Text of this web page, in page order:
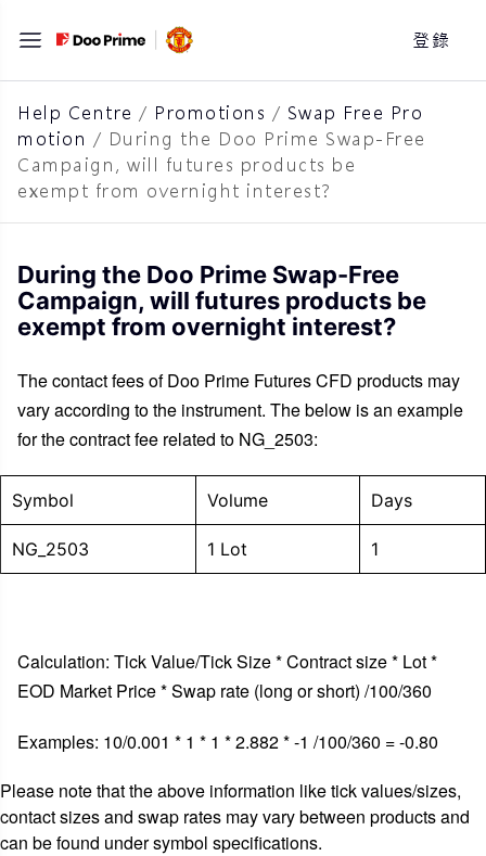
至
主
要
內
容
登錄
Help Centre / Promotions / Swap Free Pro
motion / During the Doo Prime Swap-Free
Campaign, will futures products be
exempt from overnight interest?
During the Doo Prime Swap-Free
Campaign, will futures products be
exempt from overnight interest?
The contact fees of Doo Prime Futures CFD products may
vary according to the instrument. The below is an example
for the contract fee related to NG_2503:
Symbol Volume Days
NG_2503 1 Lot 1
Calculation: Tick Value/Tick Size * Contract size * Lot *
EOD Market Price * Swap rate (long or short) /100/360
Examples: 10/0.001 * 1 * 1 * 2.882 * -1 /100/360 = -0.80
Please note that the above information like tick values/sizes,
contact sizes and swap rates may vary between products and
can be found under symbol specifications.